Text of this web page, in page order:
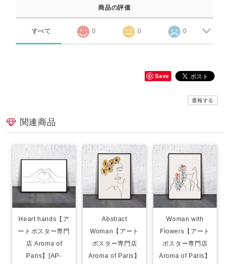
商品の評価
すべて 0 0 0
Save
通報する
関連商品
Heart hands【ア
ートポスター専門
店 Aroma of
Paris】[AP-
Abstract
Woman【アート
ポスター専門店
Aroma of Paris】
Woman with
Flowers【アート
ポスター専門店
Aroma of Paris】